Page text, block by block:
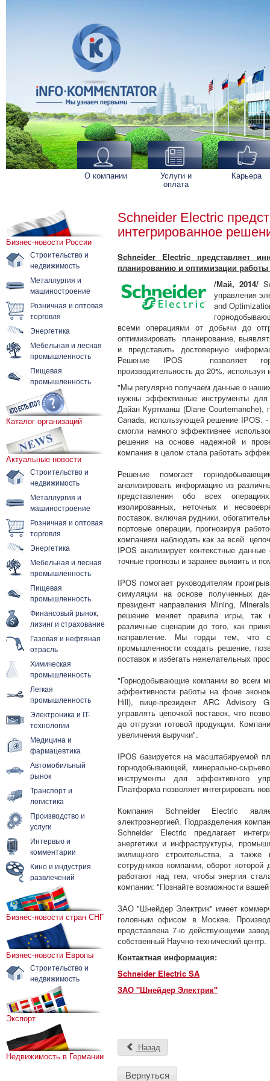
О компании Услуги и
оплата
Карьера
Бизнес-новости России
Строительство и
недвижимость
Металлургия и
машиностроение
Розничная и оптовая
торговля
Энергетика
Мебельная и лесная
промышленность
Пищевая
промышленность
Каталог организаций
Актуальные новости
Строительство и
недвижимость
Металлургия и
машиностроение
Розничная и оптовая
торговля
Энергетика
Мебельная и лесная
промышленность
Пищевая
промышленность
Финансовый рынок,
лизинг и страхование
Газовая и нефтяная
отрасль
Химическая
промышленность
Легкая
промышленность
Электроника и IT-
технологии
Медицина и
фармацевтика
Автомобильный
рынок
Транспорт и
логистика
Производство и
услуги
Интервью и
комментарии
Кино и индустрия
развлечений
Бизнес-новости стран СНГ
Бизнес-новости Европы
Строительство и
недвижимость
Экспорт
Недвижимость в Германии
Schneider Electric
интегрированное
Schneider Electric представляет
планированию и оптимизации
/Май, 2014/
управления
and
всеми операциями от добычи до
оптимизировать планирование,
и представить достоверную
Решение IPOS позволяет
производительность до 20%,
"Мы регулярно получаем данные о
нужны эффективные инструменты
Дайан Куртманш (Diane Courtemanche),
Canada, использующей решение IPOS.
смогли намного эффективнее
решения на основе надежной и
компания в целом стала работать
Решение помогает
анализировать информацию из
представления обо всех
изолированных, неточных и
поставок, включая рудники,
портовые операции, прогнозируя
компаниям наблюдать как за всей
IPOS анализирует контекстные
точные прогнозы и заранее выявить и
IPOS помогает руководителям
симуляции на основе полученных
президент направления Mining,
решение меняет правила игры, так
различные сценарии до того, как
направление. Мы горды тем, что
промышленности создать решение,
поставок и избегать нежелательных
"Горнодобывающие компании во всем
эффективности работы на фоне
Hill), вице-президент ARC Advisory
управлять цепочкой поставок, что
до отгрузки готовой продукции.
увеличения выручки".
IPOS базируется на масштабируемой
горнодобывающей, минерально-
инструменты для эффективного
Платформа позволяет интегрировать
Компания Schneider Electric
электроэнергией. Подразделения
Schneider Electric предлагает
энергетики и инфраструктуры,
жилищного строительства, а
сотрудников компании, оборот
работают над тем, чтобы энергия
компании: "Познайте возможности
ЗАО "Шнейдер Электрик" имеет
головным офисом в Москве.
представлена 7-ю действующими
собственный Научно-технический центр.
Контактная информация:
Schneider Electric SA
ЗАО "Шнейдер Электрик"
Назад
Вернуться